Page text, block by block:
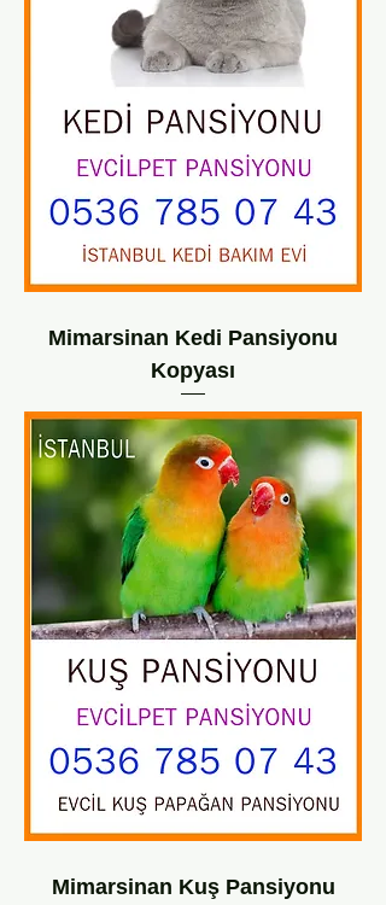
Mimarsinan Kedi Pansiyonu
Kopyası
Mimarsinan Kuş Pansiyonu